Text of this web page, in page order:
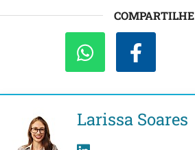
COMPARTILHE
Larissa Soares